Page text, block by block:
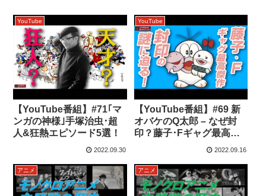
YouTube
【YouTube番組】#71｢マ
ンガの神様｣手塚治虫･超
人&狂熱エピソード5選！
2022.09.30
YouTube
【YouTube番組】#69 新
オバケのQ太郎 – なぜ封
印？藤子･Fギャグ最高傑
2022.09.16
アニメ アニメ